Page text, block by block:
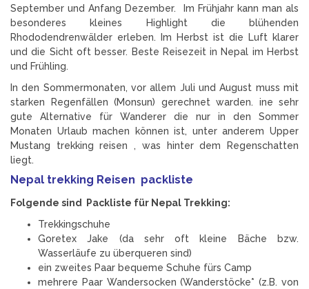
September und Anfang Dezember. Im Frühjahr kann man als
besonderes kleines Highlight die blühenden
Rhododendrenwälder erleben. Im Herbst ist die Luft klarer
und die Sicht oft besser. Beste Reisezeit in Nepal im Herbst
und Frühling.
In den Sommermonaten, vor allem Juli und August muss mit
starken Regenfällen (Monsun) gerechnet warden. ine sehr
gute Alternative für Wanderer die nur in den Sommer
Monaten Urlaub machen können ist, unter anderem Upper
Mustang trekking reisen , was hinter dem Regenschatten
liegt.
Nepal trekking Reisen packliste
Folgende sind Packliste für Nepal Trekking:
Trekkingschuhe
Goretex Jake (da sehr oft kleine Bäche bzw.
Wasserläufe zu überqueren sind)
ein zweites Paar bequeme Schuhe fürs Camp
mehrere Paar Wandersocken (Wanderstöcke* (z.B. von